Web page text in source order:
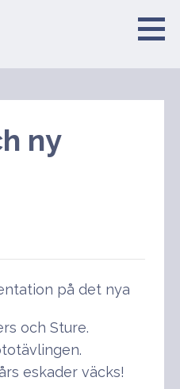
ny
på det nya
och Sture.
eskader väcks!